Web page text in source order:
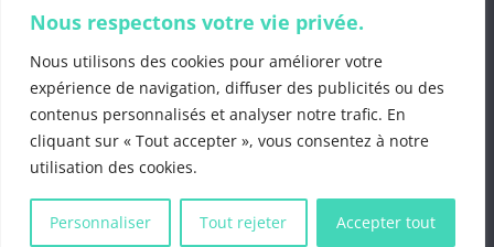
Nous respectons votre vie privée.
Nous utilisons des cookies pour améliorer votre
expérience de navigation, diffuser des publicités ou des
contenus personnalisés et analyser notre trafic. En
cliquant sur « Tout accepter », vous consentez à notre
utilisation des cookies.
Personnaliser Tout rejeter Accepter tout
S'abonner à notre newsletter
©2025 by BA Info